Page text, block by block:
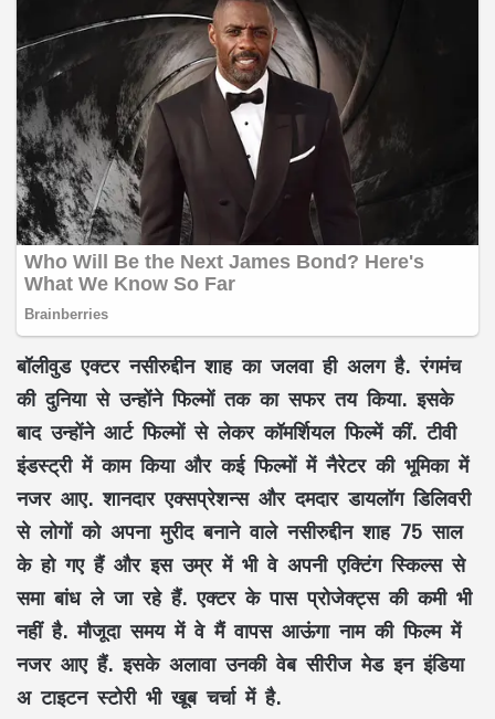
बॉलीवुड एक्टर नसीरुद्दीन शाह का जलवा ही अलग है. रंगमंच
की दुनिया से उन्होंने फिल्मों तक का सफर तय किया. इसके
बाद उन्होंने आर्ट फिल्मों से लेकर कॉमर्शियल फिल्में कीं. टीवी
इंडस्ट्री में काम किया और कई फिल्मों में नैरेटर की भूमिका में
नजर आए. शानदार एक्सप्रेशन्स और दमदार डायलॉग डिलिवरी
से लोगों को अपना मुरीद बनाने वाले नसीरुद्दीन शाह 75 साल
के हो गए हैं और इस उम्र में भी वे अपनी एक्टिंग स्किल्स से
समा बांध ले जा रहे हैं. एक्टर के पास प्रोजेक्ट्स की कमी भी
नहीं है. मौजूदा समय में वे मैं वापस आऊंगा नाम की फिल्म में
नजर आए हैं. इसके अलावा उनकी वेब सीरीज मेड इन इंडिया
अ टाइटन स्टोरी भी खूब चर्चा में है.